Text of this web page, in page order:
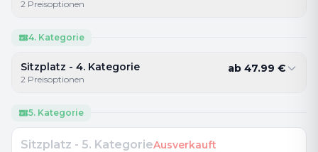
2 Preisoptionen
4. Kategorie
Sitzplatz - 4. Kategorie
2 Preisoptionen
ab 47.99 €
5. Kategorie
Sitzplatz - 5. KategorieAusverkauft